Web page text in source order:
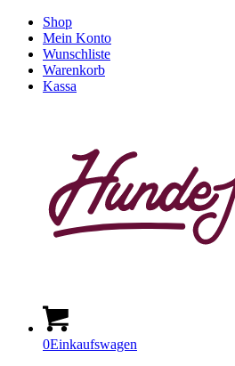
Shop
Mein Konto
Wunschliste
Warenkorb
Kassa
0Einkaufswagen